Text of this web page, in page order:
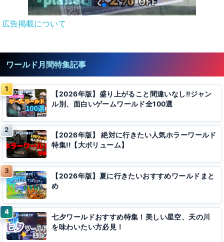
広告掲載について
ワールド月間特集記事
【2026年版】盛り上がること間違いなし!!ジャン
ル別、面白いゲームワールド全100選
【2026年版】 絶対に行きたい人気ホラーワールド
特集!!【大ボリューム】
【2026年版】夏に行きたいおすすめワールドまと
め
七夕ワールドおすすめ特集！美しい星空、天の川
を味わいたい方必見！